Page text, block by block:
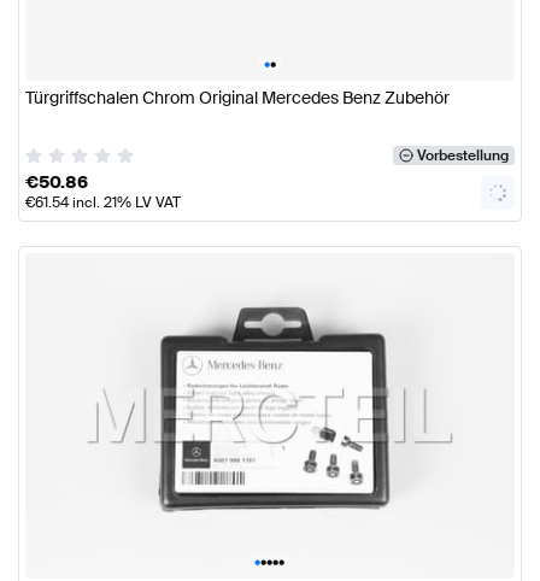
••
Türgriffschalen Chrom Original Mercedes Benz Zubehör
Vorbestellung
€50.86
€61.54incl. 21% LV VAT
•••••